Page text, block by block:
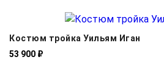
Костюм тройка Уильям Иган
53 900 ₽